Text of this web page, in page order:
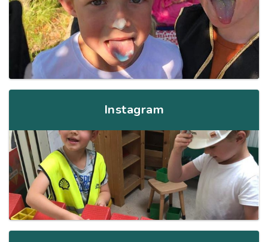
Instagram